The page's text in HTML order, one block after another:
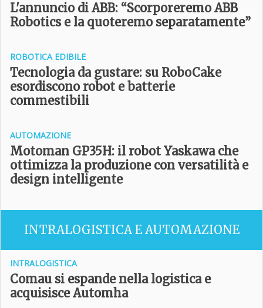
L'annuncio di ABB: “Scorporeremo ABB
Robotics e la quoteremo separatamente”
ROBOTICA EDIBILE
Tecnologia da gustare: su RoboCake
esordiscono robot e batterie
commestibili
AUTOMAZIONE
Motoman GP35H: il robot Yaskawa che
ottimizza la produzione con versatilità e
design intelligente
INTRALOGISTICA E AUTOMAZIONE
INTRALOGISTICA
Comau si espande nella logistica e
acquisisce Automha